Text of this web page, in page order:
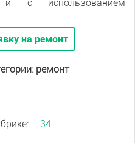
и с использованием
на ремонт
ремонт
34